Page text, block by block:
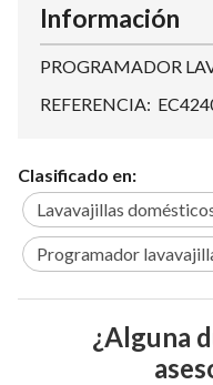
Información
PROGRAMADOR
REFERENCIA:
Clasificado en:
Lavavajillas
Programador
¿Alguna